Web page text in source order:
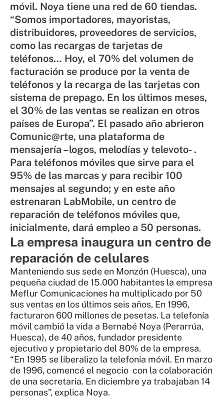
móvil. Noya tiene una red de 60 tiendas.
“Somos importadores, mayoristas,
distribuidores, proveedores de servicios,
como las recargas de tarjetas de
teléfonos… Hoy, el 70% del volumen de
facturación se produce por la venta de
teléfonos y la recarga de las tarjetas con
sistema de prepago. En los últimos meses,
el 30% de las ventas se realizan en otros
países de Europa”. El pasado año abrieron
Comunic@rte, una plataforma de
mensajería –logos, melodías y televoto- .
Para teléfonos móviles que sirve para el
95% de las marcas y para recibir 100
mensajes al segundo; y en este año
estrenaran LabMobile, un centro de
reparación de teléfonos móviles que,
inicialmente, dará empleo a 50 personas.
La empresa inaugura un centro de
reparación de celulares
Manteniendo sus sede en Monzón (Huesca), una
pequeña ciudad de 15.000 habitantes la empresa
Meflur Comunicaciones ha multiplicado por 50
sus ventas en los últimos seis años, En 1996,
facturaron 600 millones de pesetas. La telefonía
móvil cambió la vida a Bernabé Noya (Perarrúa,
Huesca), de 40 años, fundador presidente
ejecutivo y propietario del 80% de la empresa.
“En 1995 se liberalizo la telefonía móvil. En marzo
de 1996, comencé el negocio con la colaboración
de una secretaria. En diciembre ya trabajaban 14
personas”, explica Noya.